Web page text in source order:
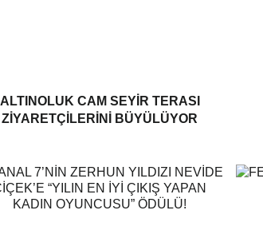
ALTINOLUK CAM SEYIR TERASI
ZIYARETÇILERINI BÜYÜLÜYOR